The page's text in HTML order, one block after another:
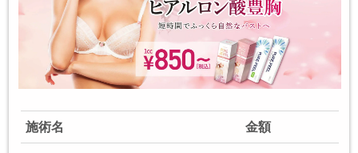
施術名 金額